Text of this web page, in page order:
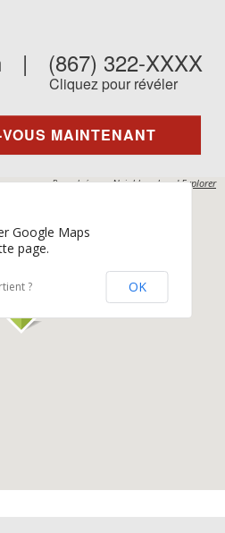
| (867) 322-XXXX
Cliquez pour révéler
MAINTENANT
Propulsés parNeighbourhood Explorer
Google Maps
page.
? OK